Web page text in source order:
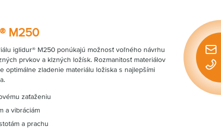
M250
iglidur® M250 ponúkajú možnosť voľného návrhu
prvkov a klzných ložísk. Rozmanitosť materiálov
optimálne zladenie materiálu ložiska s najlepšími
zaťaženiu
a vibráciám
a prachu